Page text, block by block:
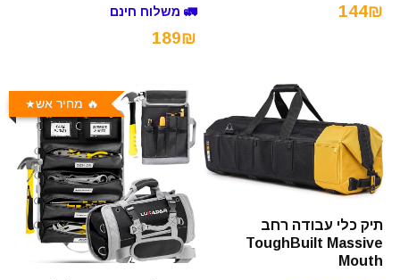
144₪ 🚛 משלוח חינם
189₪
תיק כלי עבודה רחב
ToughBuilt Massive
Mouth
🔥 מחיר אש